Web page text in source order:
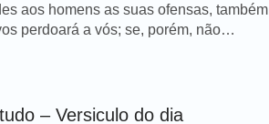
aos homens as suas ofensas, também
perdoará a vós; se, porém, não
também vosso Pai celestial vos
– Versiculo do dia